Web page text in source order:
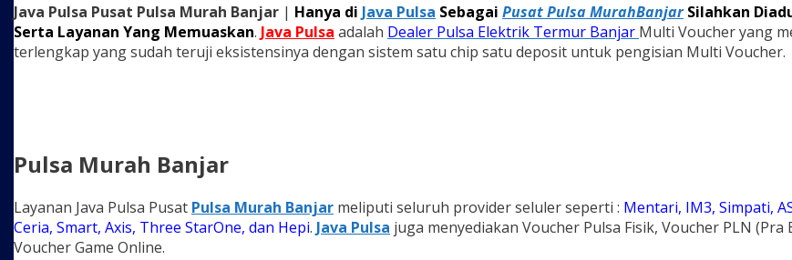
Java Pulsa Pusat Pulsa Murah Banjar | Hanya di Java Pulsa Sebagai Pusat Pulsa MurahBanjarSilahkan
Serta Layanan Yang Memuaskan. Java Pulsa adalah Dealer Pulsa Elektrik Termur Banjar Multi Voucher yang
terlengkap yang sudah teruji eksistensinya dengan sistem satu chip satu deposit untuk pengisian Multi Voucher.
Pulsa Murah Banjar
Layanan Java Pulsa Pusat Pulsa Murah Banjar meliputi seluruh provider seluler seperti : Mentari, IM3, Simpati,
Ceria, Smart, Axis, Three StarOne, dan Hepi. Java Pulsa juga menyediakan Voucher Pulsa Fisik, Voucher PLN (Pra
Voucher Game Online.